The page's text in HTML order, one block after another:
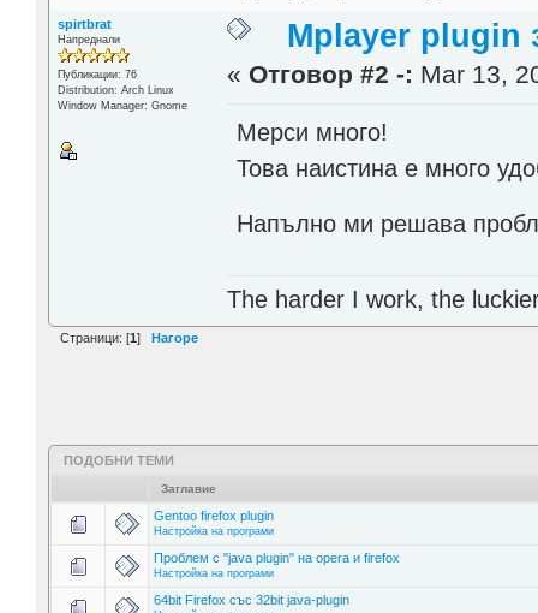
spirtbrat
Напреднали
Публикации: 76
Distribution: Arch Linux
Window Manager: Gnome
Mplayer plugin
« Отговор #2 -: Mar 13,
Мерси много!
Това наистина е много
Напълно ми решава
The harder I work, the
Страници: [1 ] Нагоре
ПОДОБНИ ТЕМИ
Заглавие
Gentoo firefox plugin
Настройка на програми
Проблем с "java plugin" на opera и firefox
Настройка на програми
64bit Firefox със 32bit java-plugin